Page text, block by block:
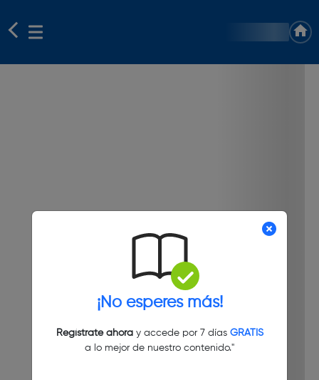
¡No esperes más!
Regístrate ahoray accede por 7 días GRATIS
a lo mejor de nuestro contenido."